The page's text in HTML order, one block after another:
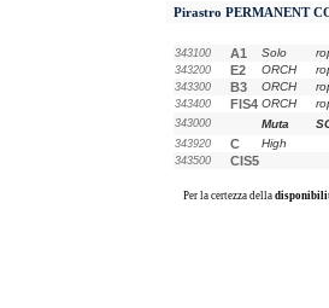
Pirastro PERMANENT
343100 A1 Solo
343200 E2 ORCH
343300 B3 ORCH
343400 FIS4 ORCH
343000 Muta
343920 C High
343500 CIS5
Per la certezza della